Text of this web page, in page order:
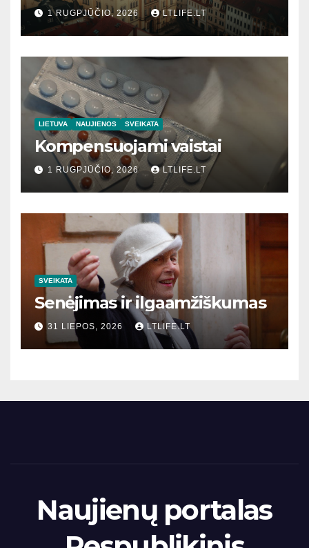
1 RUGPJŪČIO, 2026 LTLIFE.LT
LIETUVA NAUJIENOS SVEIKATA
Kompensuojami vaistai
1 RUGPJŪČIO, 2026 LTLIFE.LT
SVEIKATA
Senėjimas ir ilgaamžiškumas
31 LIEPOS, 2026 LTLIFE.LT
Naujienų portalas